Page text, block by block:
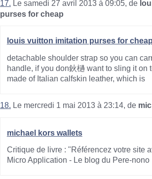
17. Le samedi 27 avril 2013 à 09:05, de
purses for cheap
louis vuitton imitation purses for
detachable shoulder strap so you can
handle, if you don鈥檛 want to sling it on
made of Italian calfskin leather, which is
18. Le mercredi 1 mai 2013 à 23:14, de
michael kors wallets
Critique de livre : "Référencez votre site
Micro Application - Le blog du Pere-nono